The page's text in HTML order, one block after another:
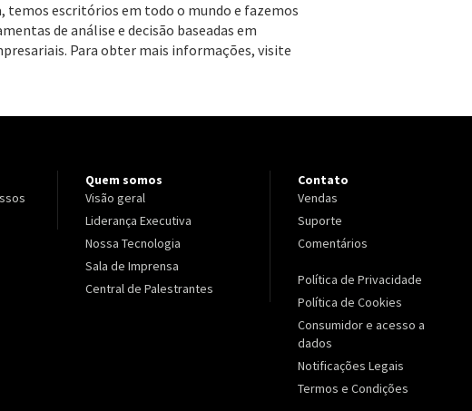
escritórios em todo o mundo e fazemos
de análise e decisão baseadas em
Para obter mais informações, visite
Quem somos
Visão geral
Liderança Executiva
Nossa Tecnologia
Sala de Imprensa
Central de Palestrantes
Contato
Vendas
Suporte
Comentários
Política de Privacidade
Política de Cookies
Consumidor e acesso a
dados
Notificações Legais
Termos e Condições